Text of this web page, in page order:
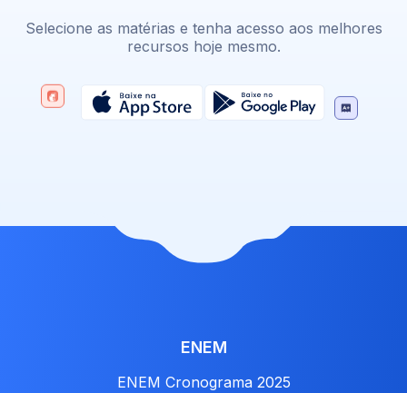
Selecione as matérias e tenha acesso aos melhores
recursos hoje mesmo.
ENEM
ENEM Cronograma 2025